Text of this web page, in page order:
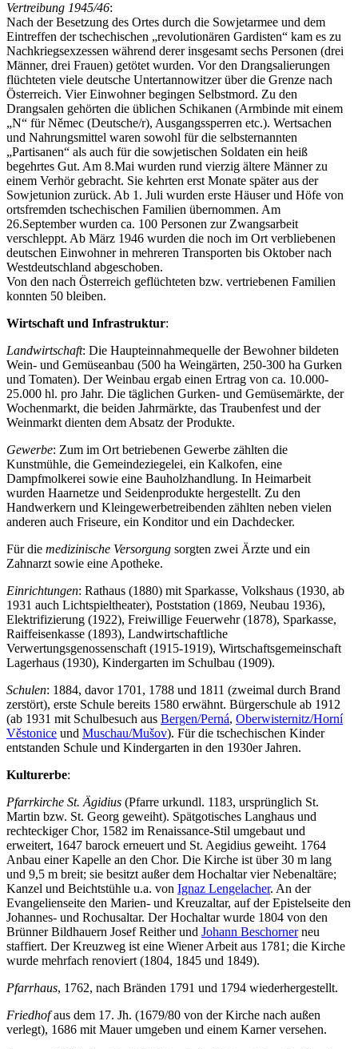
Vertreibung 1945/46:
Nach der Besetzung des Ortes durch die Sowjetarmee und dem
Eintreffen der tschechischen „revolutionären Gardisten“ kam es zu
Nachkriegsexzessen während derer insgesamt sechs Personen (drei
Männer, drei Frauen) getötet wurden. Vor den Drangsalierungen
flüchteten viele deutsche Untertannowitzer über die Grenze nach
Österreich. Vier Einwohner begingen Selbstmord. Zu den
Drangsalen gehörten die üblichen Schikanen (Armbinde mit einem
„N“ für Němec (Deutsche/r), Ausgangssperren etc.). Wertsachen
und Nahrungsmittel waren sowohl für die selbsternannten
„Partisanen“ als auch für die sowjetischen Soldaten ein heiß
begehrtes Gut. Am 8.Mai wurden rund vierzig ältere Männer zu
einem Verhör gebracht. Sie kehrten erst Monate später aus der
Sowjetunion zurück. Ab 1. Juli wurden erste Häuser und Höfe von
ortsfremden tschechischen Familien übernommen. Am
26.September wurden ca. 100 Personen zur Zwangsarbeit
verschleppt. Ab März 1946 wurden die noch im Ort verbliebenen
deutschen Einwohner in mehreren Transporten bis Oktober nach
Westdeutschland abgeschoben.
Von den nach Österreich geflüchteten bzw. vertriebenen Familien
konnten 50 bleiben.
Wirtschaft und Infrastruktur:
Landwirtschaft: Die Haupteinnahmequelle der Bewohner bildeten
Wein- und Gemüseanbau (500 ha Weingärten, 250-300 ha Gurken
und Tomaten). Der Weinbau ergab einen Ertrag von ca. 10.000-
25.000 hl. pro Jahr. Die täglichen Gurken- und Gemüsemärkte, der
Wochenmarkt, die beiden Jahrmärkte, das Traubenfest und der
Weinmarkt dienten dem Absatz der Produkte.
Gewerbe: Zum im Ort betriebenen Gewerbe zählten die
Kunstmühle, die Gemeindeziegelei, ein Kalkofen, eine
Dampfmolkerei sowie eine Bauholzhandlung. In Heimarbeit
wurden Haarnetze und Seidenprodukte hergestellt. Zu den
Handwerkern und Kleingewerbetreibenden zählten neben vielen
anderen auch Friseure, ein Konditor und ein Dachdecker.
Für die medizinische Versorgung sorgten zwei Ärzte und ein
Zahnarzt sowie eine Apotheke.
Einrichtungen: Rathaus (1880) mit Sparkasse, Volkshaus (1930, ab
1931 auch Lichtspieltheater), Poststation (1869, Neubau 1936),
Elektrifizierung (1922), Freiwillige Feuerwehr (1878), Sparkasse,
Raiffeisenkasse (1893), Landwirtschaftliche
Verwertungsgenossenschaft (1915-1919), Wirtschaftsgemeinschaft
Lagerhaus (1930), Kindergarten im Schulbau (1909).
Schulen: 1884, davor 1701, 1788 und 1811 (zweimal durch Brand
zerstört), erste Schule bereits 1580 erwähnt. Bürgerschule ab 1912
(ab 1931 mit Schulbesuch aus Bergen/Perná, Oberwisternitz/Horní
Věstonice und Muschau/Mušov). Für die tschechischen Kinder
entstanden Schule und Kindergarten in den 1930er Jahren.
Kulturerbe:
Pfarrkirche St. Ägidius (Pfarre urkundl. 1183, ursprünglich St.
Martin bzw. St. Georg geweiht). Spätgotisches Langhaus und
rechteckiger Chor, 1582 im Renaissance-Stil umgebaut und
erweitert, 1647 barock erneuert und St. Aegidius geweiht. 1764
Anbau einer Kapelle an den Chor. Die Kirche ist über 30 m lang
und 9,5 m breit; sie besitzt außer dem Hochaltar vier Nebenaltäre;
Kanzel und Beichtstühle u.a. von Ignaz Lengelacher. An der
Evangelienseite den Marien- und Kreuzaltar, auf der Epistelseite den
Johannes- und Rochusaltar. Der Hochaltar wurde 1804 von den
Brünner Bildhauern Josef Reither und Johann Beschornerneu
staffiert. Der Kreuzweg ist eine Wiener Arbeit aus 1781; die Kirche
wurde mehrfach renoviert (1804, 1845 und 1849).
Pfarrhaus, 1762, nach Bränden 1791 und 1794 wiederhergestellt.
Friedhofaus dem 17. Jh. (1679/80 von der Kirche nach außen
verlegt), 1686 mit Mauer umgeben und einem Karner versehen.